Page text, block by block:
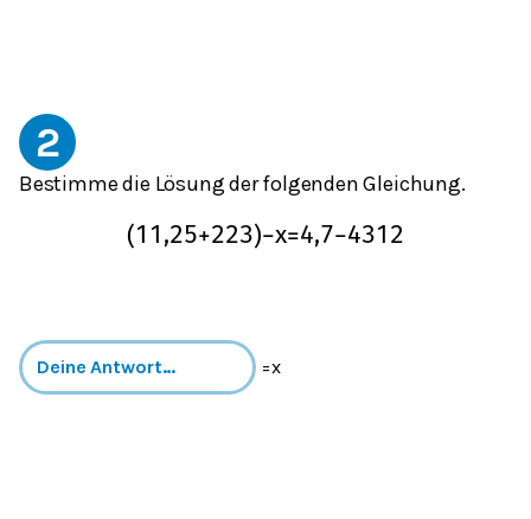
2
Bestimme die Lösung der folgenden Gleichung.
(11,25+223)−x=4,7−4312
=x